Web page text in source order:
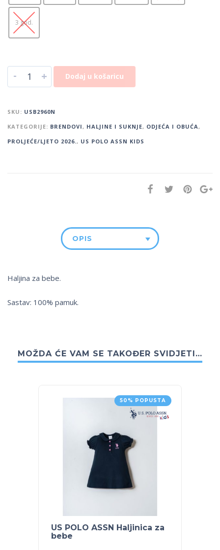
3 god.
- + Dodaj u košaricu
SKU: USB2960N
KATEGORIJE: BRENDOVI, HALJINE I SUKNJE, ODJEĆA I OBUĆA,
PROLJEĆE/LJETO 2026., US POLO ASSN KIDS
OPIS
Haljina za bebe.
Sastav: 100% pamuk.
MOŽDA ĆE VAM SE TAKOĐER SVIDJETI…
50% POPUSTA
US POLO ASSN Haljinica za
bebe